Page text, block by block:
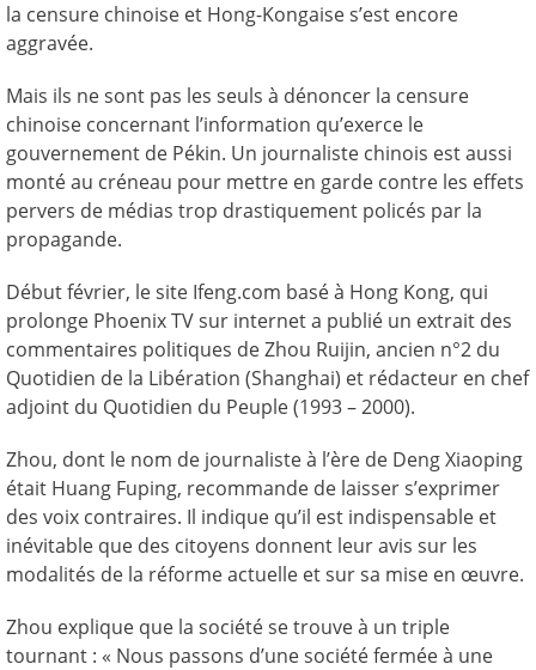
la censure chinoise et Hong-Kongaise s’est encore
aggravée.
Mais ils ne sont pas les seuls à dénoncer la censure
chinoise concernant l’information qu’exerce le
gouvernement de Pékin. Un journaliste chinois est aussi
monté au créneau pour mettre en garde contre les effets
pervers de médias trop drastiquement policés par la
propagande.
Début février, le site Ifeng.com basé à Hong Kong, qui
prolonge Phoenix TV sur internet a publié un extrait des
commentaires politiques de Zhou Ruijin, ancien n°2 du
Quotidien de la Libération (Shanghai) et rédacteur en chef
adjoint du Quotidien du Peuple (1993 – 2000).
Zhou, dont le nom de journaliste à l’ère de Deng Xiaoping
était Huang Fuping, recommande de laisser s’exprimer
des voix contraires. Il indique qu’il est indispensable et
inévitable que des citoyens donnent leur avis sur les
modalités de la réforme actuelle et sur sa mise en œuvre.
Zhou explique que la société se trouve à un triple
tournant : « Nous passons d’une société fermée à une